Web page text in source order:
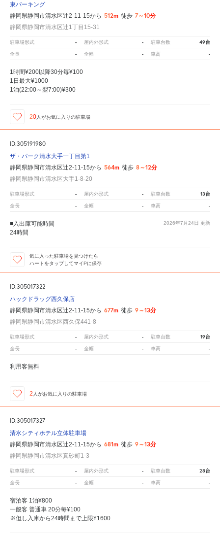
東パーキング
静岡県静岡市清水区辻2-11-15から 512m 徒歩 7～10分
静岡県静岡市清水区辻1丁目15-31
駐車場形式 - 屋内外形式 - 駐車台数 49台
全長 - 全幅 - 車高 -
1時間¥200以降30分毎¥100
1日最大¥1000
1泊(22:00～翌7:00)¥300
20 人がお気に入りの駐車場
ID:305191980
ザ・パーク清水大手一丁目第1
静岡県静岡市清水区辻2-11-15から 564m 徒歩 8～12分
静岡県静岡市清水区大手1-8-20
駐車場形式 - 屋内外形式 - 駐車台数 13台
全長 - 全幅 - 車高 -
2026年7月24日 更新
■入出庫可能時間
24時間
気に入った駐車場を見つけたら
ハートをタップしてマイPに保存
ID:305017322
ハックドラッグ西久保店
静岡県静岡市清水区辻2-11-15から 677m 徒歩 9～13分
静岡県静岡市清水区西久保441-8
駐車場形式 - 屋内外形式 - 駐車台数 19台
全長 - 全幅 - 車高 -
利用客無料
2 人がお気に入りの駐車場
ID:305017327
清水シティホテル立体駐車場
静岡県静岡市清水区辻2-11-15から 681m 徒歩 9～13分
静岡県静岡市清水区真砂町1-3
駐車場形式 - 屋内外形式 - 駐車台数 28台
全長 - 全幅 - 車高 -
宿泊客 1泊¥800
一般客 普通車 20分毎¥100
※但し入庫から24時間まで上限¥1600